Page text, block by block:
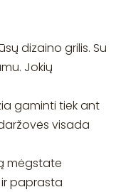
dizaino grilis. Su
Jokių
gaminti tiek ant
visada
mėgstate
ir paprasta